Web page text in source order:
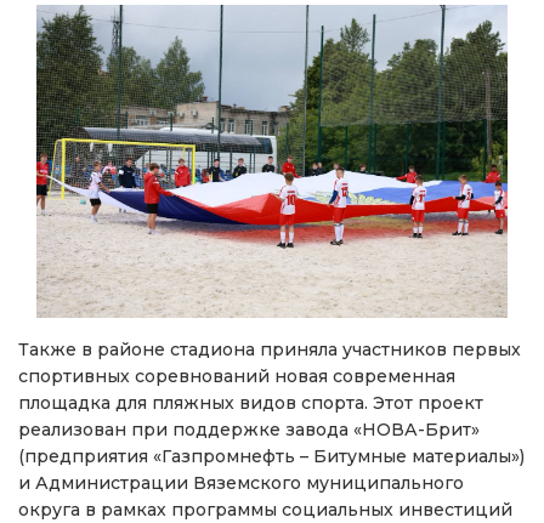
Также в районе стадиона приняла участников первых
спортивных соревнований новая современная
площадка для пляжных видов спорта. Этот проект
реализован при поддержке завода «НОВА-Брит»
(предприятия «Газпромнефть – Битумные материалы»)
и Администрации Вяземского муниципального
округа в рамках программы социальных инвестиций